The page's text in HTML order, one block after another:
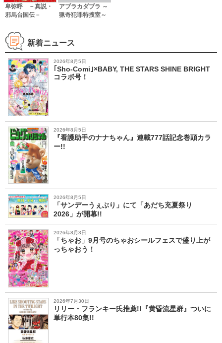
卑弥呼 －真説・
邪馬台国伝－
アブラカダブラ ～
猟奇犯罪特捜室～
新着ニュース
2026年8月5日
｢Sho-Comi｣×BABY, THE STARS SHINE BRIGHT
コラボ号！
2026年8月5日
『看護助手のナナちゃん』連載777話記念巻頭カラ
ー!!
2026年8月5日
「サンデーうぇぶり」にて「あだち充夏祭り
2026」が開幕!!
2026年8月3日
「ちゃお」9月号のちゃおシールフェスで盛り上が
っちゃおう！
2026年7月30日
リリー・フランキー氏推薦!!『黄昏流星群』ついに
単行本80集!!